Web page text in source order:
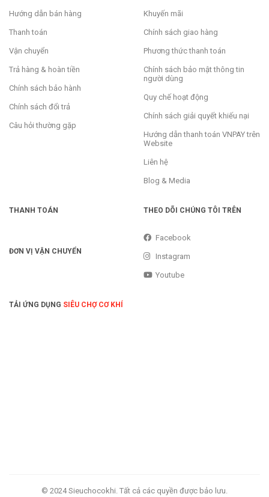
Hướng dẫn bán hàng
Thanh toán
Vận chuyển
Trả hàng & hoàn tiền
Chính sách bảo hành
Chính sách đổi trả
Câu hỏi thường gặp
Khuyến mãi
Chính sách giao hàng
Phương thức thanh toán
Chính sách bảo mật thông tin
người dùng
Quy chế hoạt động
Chính sách giải quyết khiếu nại
Hướng dẫn thanh toán VNPAY trên
Website
Liên hệ
Blog & Media
THANH TOÁN
ĐƠN VỊ VẬN CHUYỂN
THEO DÕI CHÚNG TÔI TRÊN
Facebook
Instagram
Youtube
TẢI ỨNG DỤNG SIÊU CHỢ CƠ KHÍ
© 2024 Sieuchocokhi. Tất cả các quyền được bảo lưu.